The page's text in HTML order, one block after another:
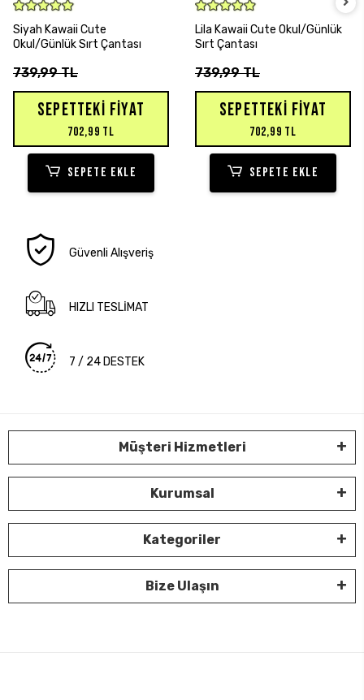
Siyah Kawaii Cute
Okul/Günlük Sırt Çantası
739,99 TL
SEPETTEKI FIYAT
702,99 TL
SEPETE EKLE
Lila Kawaii Cute Okul/Günlük
Sırt Çantası
739,99 TL
SEPETTEKI FIYAT
702,99 TL
SEPETE EKLE
Güvenli Alışveriş
HIZLI TESLİMAT
7 / 24 DESTEK
Müşteri Hizmetleri
Kurumsal
Kategoriler
Bize Ulaşın